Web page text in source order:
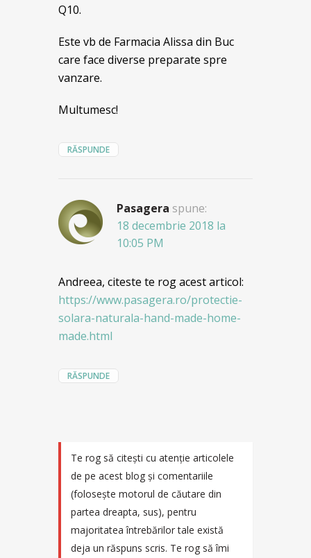
Q10.
Este vb de Farmacia Alissa din Buc
care face diverse preparate spre
vanzare.
Multumesc!
RĂSPUNDE
Pasagera spune:
18 decembrie 2018 la
10:05 PM
Andreea, citeste te rog acest articol:
https://www.pasagera.ro/protectie-
solara-naturala-hand-made-home-
made.html
RĂSPUNDE
Te rog să citești cu atenție articolele
de pe acest blog și comentariile
(folosește motorul de căutare din
partea dreapta, sus), pentru
majoritatea întrebărilor tale există
deja un răspuns scris. Te rog să îmi